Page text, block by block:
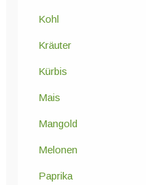
Kohl
Kräuter
Kürbis
Mais
Mangold
Melonen
Paprika